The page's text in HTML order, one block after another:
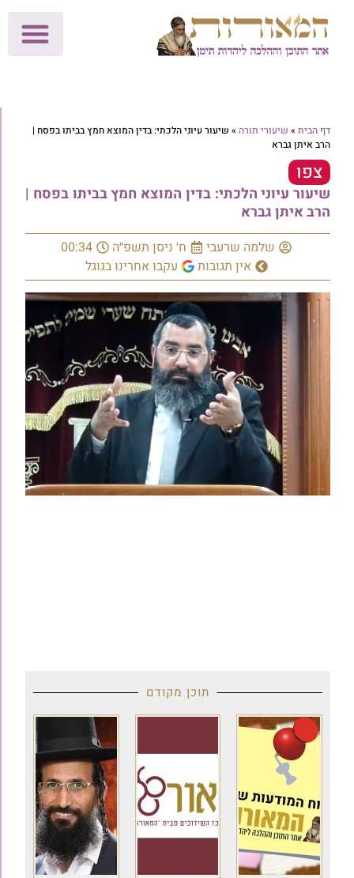
דף הבית » שיעורי תורה » שיעור עיוני הלכתי: בדין המוצא חמץ בביתו בפסח |
הרב איתן גברא
צפו
שיעור עיוני הלכתי: בדין המוצא חמץ בביתו בפסח |
הרב איתן גברא
שלמה שרעבי ח׳ ניסן תשפ״ה
00:34
אין תגובות
עקבו אחרינו בגוגל
תוכן מקודם